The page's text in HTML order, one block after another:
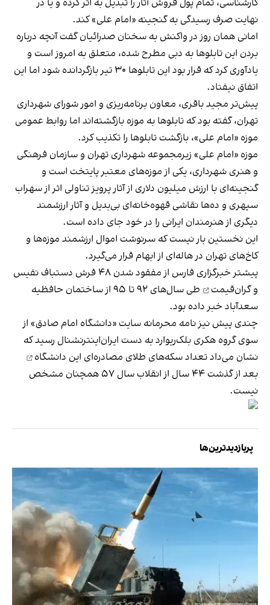
کارشناسی، تمام پول فروش آثار را تبدیل به اثر کرده و یا در
نهایت صرف رسیدگی به گنجینه «امام علی» کند.
امانی همان روز در واکنش به سخنان صدرائیان گفت آنچه درباره
بردن این تابلو‌ها به دبی مطرح شده، متعلق به امروز است و
یادآوری کرد که قرار بود این تابلو‌ها ۳۰ تیر بازگردانده شود اما این
اتفاق نیفتاد.
پیش‌تر مجید باقری، معاون برنامه‌ریزی و امور شورای شهرداری
تهران، گفته بود که تابلوها به موزه بازگشته‌اند اما روابط عمومی
موزه «امام علی»، بازگشت تابلوها را تکذیب کرد.
موزه «امام علی» زیرمجموعه‌ شهرداری تهران و سازمان فرهنگی
و هنری شهرداری، یکی از موزه‌های معتبر پایتخت است و
گنجینه‌‌ای با ارزش میلیون دلاری از آثار پرویز تناولی اثر از سهراب
سپهری و ده‌ها نقاشی قهوه‌خانه‌ای بی‌بدیل و آثار ارزشمند
دیگری از هنرمندان ایرانی را در خود جای داده است.
این نخستین بار نیست که سرنوشت اموال ارزشمند موزه‌ها و
کاخ‌های تهران در هاله‌ای از ابهام قرار می‌گیرد.
پیشتر خبرگزاری فارس از
مفقود شدن ۴۸ فرش دستباف نفیس
و گران‌قیمت
طی سال‌های ۹۲ تا ۹۵ از ساختمان حافظیه
سعدآباد خبر داده بود.
چندی پیش نیز نامه محرمانه سایت «دانشگاه امام صادق» از
سوی گروه هکری بلک‌ریوارد به دست ایران‌اینترنشنال رسید که
نشان می‌داد تعدادسکه‌های طلای مصادره‌ای این دانشگاه
بعد از گذشت ۴۴ سال از انقلاب سال ۵۷ همچنان مشخص
نیست.
پربازدیدترین‌ها